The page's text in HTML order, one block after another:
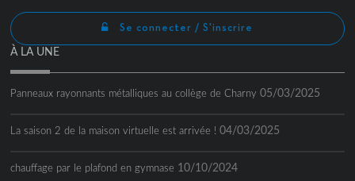
Se connecter / S'inscrire
À LA UNE
Panneaux rayonnants métalliques au collège de Charny 05/03/2025
La saison 2 de la maison virtuelle est arrivée ! 04/03/2025
chauffage par le plafond en gymnase 10/10/2024